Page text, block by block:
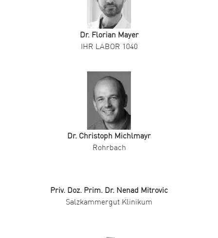
Dr. Florian Mayer
IHR LABOR 1040
Dr. Christoph Michlmayr
Rohrbach
Priv. Doz. Prim. Dr. Nenad Mitrovic
Salzkammergut Klinikum